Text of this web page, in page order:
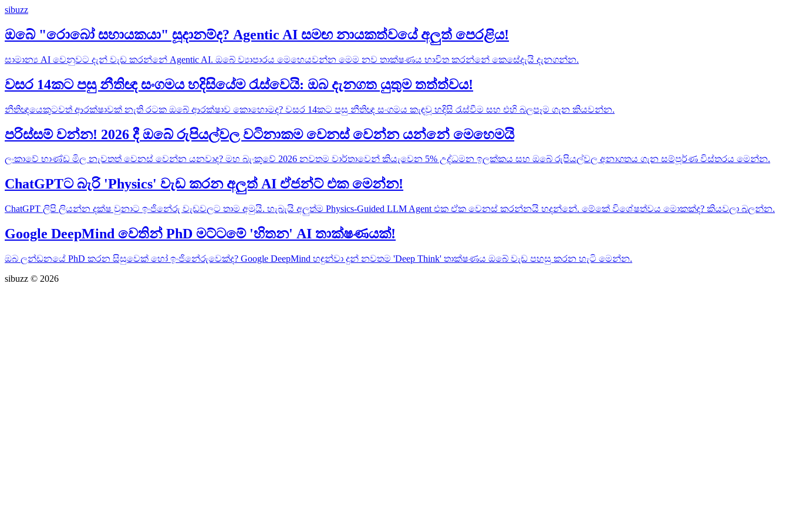
sibuzz
ඔබේ "රොබෝ සහායකයා" සූදානම්ද? Agentic AI සමඟ නායකත්වයේ අලුත් පෙරළිය!
සාමාන්‍ය AI වෙනුවට දැන් වැඩ කරන්නේ Agentic AI. ඔබේ ව්‍යාපාරය මෙහෙයවන්න මෙම නව තාක්ෂණය භාවිත කරන්නේ කෙසේදැයි දැනගන්න.
වසර 14කට පසු නීතිඥ සංගමය හදිසියේම රැස්වෙයි: ඔබ දැනගත යුතුම තත්ත්වය!
නීතිඥයෙකුටවත් ආරක්ෂාවක් නැති රටක ඔබේ ආරක්ෂාව කොහොමද? වසර 14කට පසු නීතිඥ සංගමය කැඳවූ හදිසි රැස්වීම සහ එහි බලපෑම ගැන කියවන්න.
පරිස්සම් වන්න! 2026 දී ඔබේ රුපියල්වල වටිනාකම වෙනස් වෙන්න යන්නේ මෙහෙමයි
ලංකාවේ භාණ්ඩ මිල නැවතත් වෙනස් වෙන්න යනවාද? මහ බැංකුවේ 2026 නවතම වාර්තාවෙන් කියැවෙන 5% උද්ධමන ඉලක්කය සහ ඔබේ රුපියල්වල අනාගතය ගැන සම්පූර්ණ විස්තරය මෙන්න.
ChatGPTට බැරි 'Physics' වැඩ කරන අලුත් AI ඒජන්ට් එක මෙන්න!
ChatGPT ලිපි ලියන්න දක්ෂ වුනාට ඉංජිනේරු වැඩවලට තාම අමුයි. හැබැයි අලුත්ම Physics-Guided LLM Agent එක ඒක වෙනස් කරන්නයි හදන්නේ. මේකේ විශේෂත්වය මොකක්ද? කියවලා බලන්න.
Google DeepMind වෙතින් PhD මට්ටමේ 'හිතන' AI තාක්ෂණයක්!
ඔබ ලන්ඩනයේ PhD කරන සිසුවෙක් හෝ ඉංජිනේරුවෙක්ද? Google DeepMind හඳුන්වා දුන් නවතම 'Deep Think' තාක්ෂණය ඔබේ වැඩ පහසු කරන හැටි මෙන්න.
sibuzz © 2026